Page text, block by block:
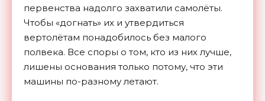
первенства надолго захватили самолёты.
Чтобы «догнать» их и утвердиться
вертолётам понадобилось без малого
полвека. Все споры о том, кто из них лучше,
лишены основания только потому, что эти
машины по-разному летают.